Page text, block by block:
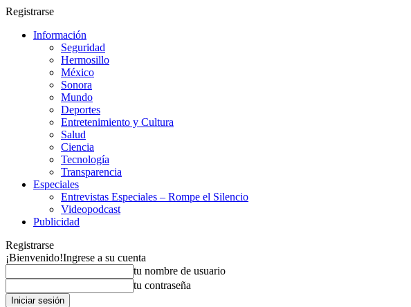
Registrarse
Información
Seguridad
Hermosillo
México
Sonora
Mundo
Deportes
Entretenimiento y Cultura
Salud
Ciencia
Tecnología
Transparencia
Especiales
Entrevistas Especiales – Rompe el Silencio
Videopodcast
Publicidad
Registrarse
¡Bienvenido!Ingrese a su cuenta
tu nombre de usuario
tu contraseña